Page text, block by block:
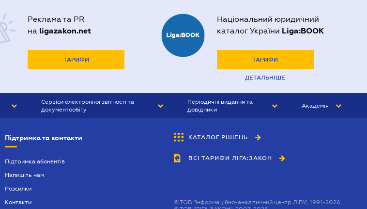
Реклама та PR
на ligazakon.net
ТАРИФИ
Національний юридичний
каталог України Liga:BOOK
ТАРИФИ
ДЕТАЛЬНІШЕ
Сервіси електронної звітності та
документообігу
Періодичні видання та
довідники
БУХГАЛТЕР&ЗАКОН
ВІСНИК МСФЗ
Академія
Підтримка та контакти
Підтримка абонентів
Напишіть нам
Розсилки
Контакти
КАТАЛОГ РІШЕНЬ
ВСІ ТАРИФИ ЛІГА:ЗАКОН
©ТОВ "інформаційно-аналітичний центр ЛІГА", 1991-2026.